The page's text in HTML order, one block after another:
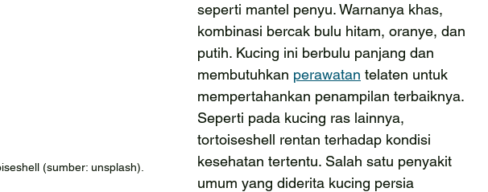
(sumber: unsplash).
seperti mantel penyu. Warnanya khas,
kombinasi bercak bulu hitam, oranye, dan
putih. Kucing ini berbulu panjang dan
membutuhkan perawatan telaten untuk
mempertahankan penampilan terbaiknya.
Seperti pada kucing ras lainnya,
tortoiseshell rentan terhadap kondisi
kesehatan tertentu. Salah satu penyakit
umum yang diderita kucing persia